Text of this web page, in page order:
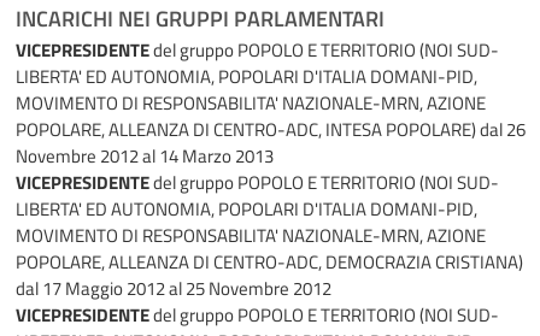
INCARICHI NEI GRUPPI PARLAMENTARI
VICEPRESIDENTEdel gruppo POPOLO E TERRITORIO (NOI SUD-
LIBERTA' ED AUTONOMIA, POPOLARI D'ITALIA DOMANI-PID,
MOVIMENTO DI RESPONSABILITA' NAZIONALE-MRN, AZIONE
POPOLARE, ALLEANZA DI CENTRO-ADC, INTESA POPOLARE)dal 26
Novembre 2012 al 14 Marzo 2013
VICEPRESIDENTEdel gruppo POPOLO E TERRITORIO (NOI SUD-
LIBERTA' ED AUTONOMIA, POPOLARI D'ITALIA DOMANI-PID,
MOVIMENTO DI RESPONSABILITA' NAZIONALE-MRN, AZIONE
POPOLARE, ALLEANZA DI CENTRO-ADC, DEMOCRAZIA CRISTIANA)
dal 17 Maggio 2012 al 25 Novembre 2012
VICEPRESIDENTEdel gruppo POPOLO E TERRITORIO (NOI SUD-